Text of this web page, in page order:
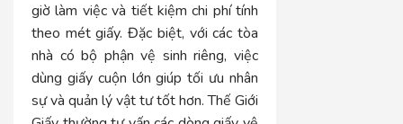
giờ làm việc và tiết kiệm chi phí tính
theo mét giấy. Đặc biệt, với các tòa
nhà có bộ phận vệ sinh riêng, việc
dùng giấy cuộn lớn giúp tối ưu nhân
sự và quản lý vật tư tốt hơn. Thế Giới